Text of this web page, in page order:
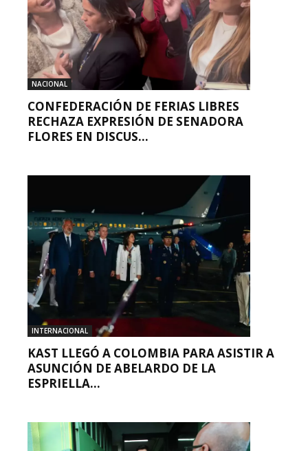
NACIONAL
CONFEDERACIÓN DE FERIAS LIBRES
RECHAZA EXPRESIÓN DE SENADORA
FLORES EN DISCUS...
INTERNACIONAL
KAST LLEGÓ A COLOMBIA PARA ASISTIR A
ASUNCIÓN DE ABELARDO DE LA
ESPRIELLA...